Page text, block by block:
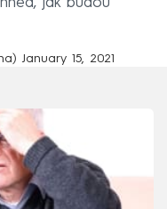
jak budou
January 15, 2021